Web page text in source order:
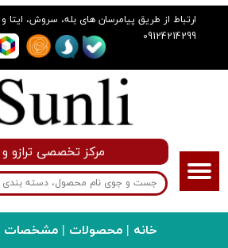
ارتباط از طریق پیامرسان های بله، سروش، ایتا و
09124214299
مرکز تخصصی ترازو
ترازوی دیجیتال مدل kia66_60kg
خانه | محصولات | مشخصات